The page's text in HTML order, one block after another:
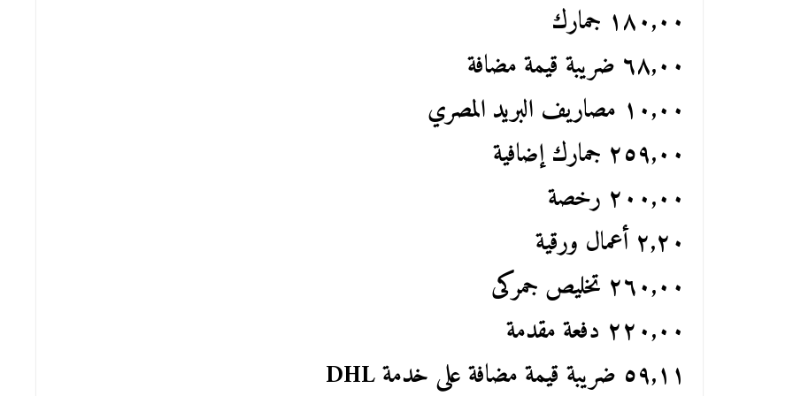
١٨٠,٠٠ جمارك
٦٨,٠٠ ضريبة قيمة مضافة
١٠,٠٠ مصاريف البريد المصري
٢٥٩,٠٠ جمارك إضافية
٢٠٠,٠٠ رخصة
٢,٢٠ أعمال ورقية
٢٦٠,٠٠ تخليص جمركى
٢٢٠,٠٠ دفعة مقدمة
٥٩,١١ ضريبة قيمة مضافة على خدمة DHL